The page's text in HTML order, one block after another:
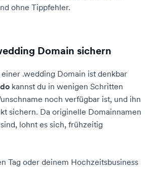
ohne Tippfehler.
Domain sichern
.wedding Domain ist denkbar
kannst du in wenigen Schritten
noch verfügbar ist, und ihn
sichern. Da originelle Domainnamen
lohnt es sich, frühzeitig
Tag oder deinem Hochzeitsbusiness